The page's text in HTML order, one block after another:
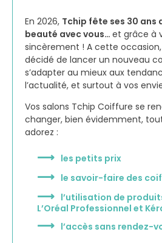
En 2026, Tchip fête ses 30 ans
beauté avec vous… et grâce à
sincèrement ! A cette
décidé de lancer un nouveau
s’adapter au mieux aux
l’actualité, et surtout à vos
Vos salons Tchip Coiffure se
changer, bien évidemment,
adorez :
les petits prix
le savoir-faire des
l’utilisation de
L’Oréal Professionnel et
l’accès sans rendez-